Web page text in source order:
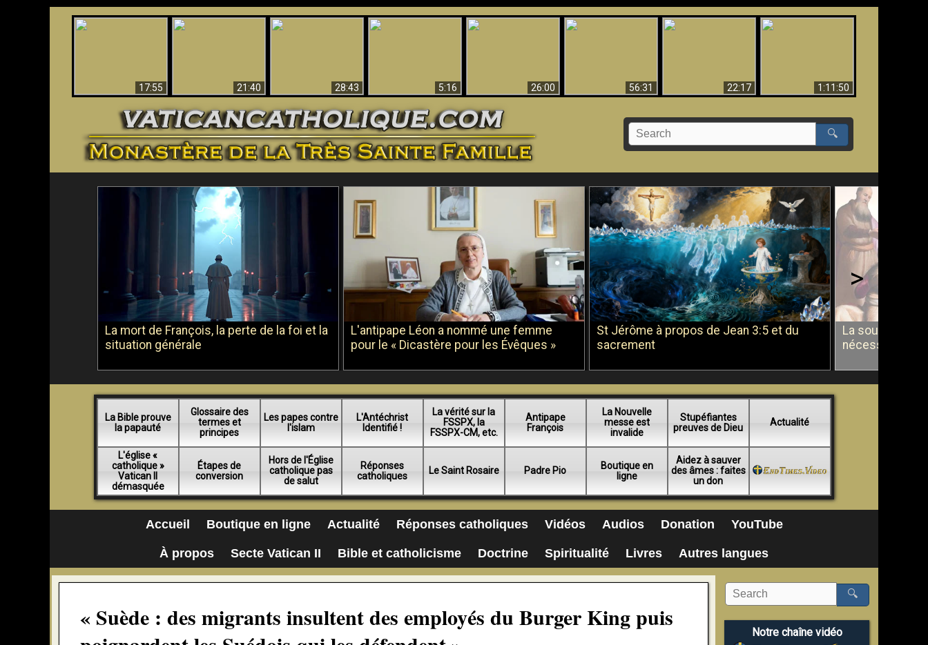
17:55
21:40
28:43
5:16
26:00 56:31 22:17
1:11:50
🔍
La mort de François, la perte de la foi et la
situation générale
L'antipape Léon a nommé une femme
pour le « Dicastère pour les Évêques »
St Jérôme à propos de Jean 3:5 et du
sacrement
La soumission
nécessité du
>
La Bible prouve
la papauté
Glossaire des
termes et
principes
Les papes contre
l'islam
L'Antéchrist
Identifié !
La vérité sur la
FSSPX, la
FSSPX-CM, etc.
Antipape
François
La Nouvelle
messe est
invalide
Stupéfiantes
preuves de Dieu
Actualité
L'église «
catholique »
Vatican II
démasquée
Étapes de
conversion
Hors de l'Église
catholique pas
de salut
Réponses
catholiques
Le Saint Rosaire Padre Pio
Boutique en
ligne
Aidez à sauver
des âmes : faites
un don
Accueil Boutique en ligne Actualité Réponses catholiques Vidéos Audios Donation YouTube
À propos Secte Vatican II Bible et catholicisme Doctrine Spiritualité Livres Autres langues
« Suède : des migrants insultent des employés du Burger King puis
🔍
Notre chaîne vidéo